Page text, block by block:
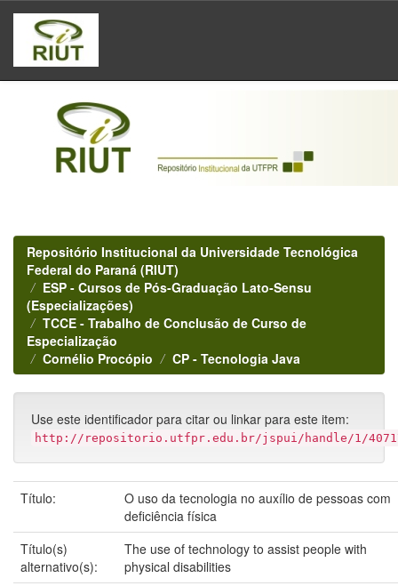
Skip
navigation
Repositório Institucional da Universidade Tecnológica
Federal do Paraná (RIUT)
ESP - Cursos de Pós-Graduação Lato-Sensu
(Especializações)
TCCE - Trabalho de Conclusão de Curso de
Especialização
Cornélio Procópio
CP - Tecnologia Java
Use este identificador para citar ou linkar para este item:
http://repositorio.utfpr.edu.br/jspui/handle/1/
Título:
O uso da tecnologia no auxílio de pessoas com
deficiência física
Título(s)
alternativo(s):
The use of technology to assist people with
physical disabilities